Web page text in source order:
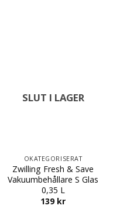
SLUT I LAGER
OKATEGORISERAT
Zwilling Fresh & Save
Vakuumbehållare S Glas
0,35 L
139 kr